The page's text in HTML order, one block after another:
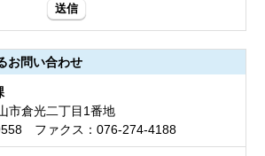
送信
お問い合わせ
倉光二丁目1番地
ファクス：076-274-4188